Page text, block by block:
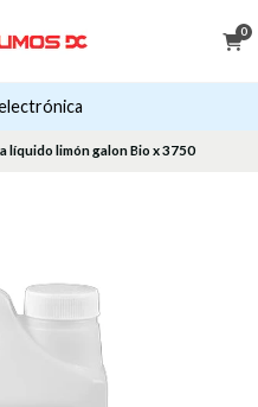
0
líquido limón galon Bio x 3750